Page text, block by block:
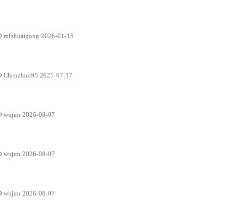
mfshuaigong 2026-01-15
Chenzhuo95 2025-07-17
wujun 2026-08-07
wujun 2026-08-07
wujun 2026-08-07